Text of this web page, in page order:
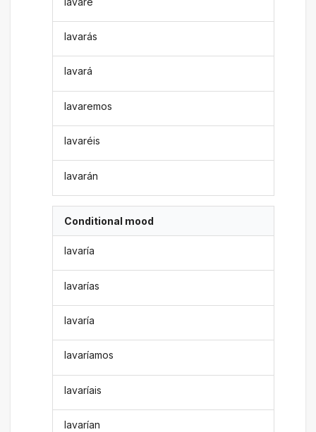
lavarás
lavará
lavaremos
lavaréis
lavarán
Conditional mood
lavaría
lavarías
lavaría
lavaríamos
lavaríais
lavarían